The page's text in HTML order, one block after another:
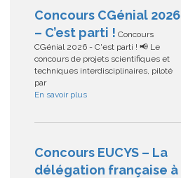
Concours CGénial 2026
– C’est parti ! Concours
CGénial 2026 - C'est parti ! 📢 Le
concours de projets scientifiques et
techniques interdisciplinaires, piloté
par
En savoir plus
Concours EUCYS – La
délégation française à